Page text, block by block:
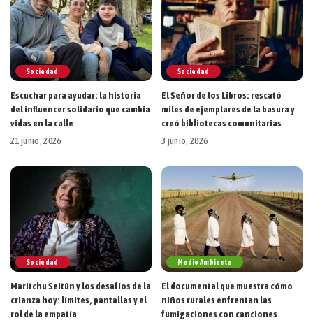
Sociedad
Escuchar para ayudar: la historia
del influencer solidario que cambia
vidas en la calle
21 junio, 2026
Sociedad
El Señor de los Libros: rescató
miles de ejemplares de la basura y
creó bibliotecas comunitarias
3 junio, 2026
Sociedad
Maritchu Seitún y los desafíos de la
crianza hoy: límites, pantallas y el
rol de la empatía
Medio Ambiente
El documental que muestra cómo
niños rurales enfrentan las
fumigaciones con canciones